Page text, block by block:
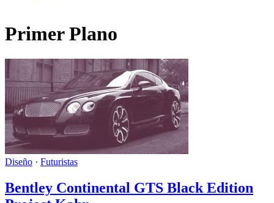
Primer Plano
Diseño · Futuristas
Bentley Continental GTS Black Edition